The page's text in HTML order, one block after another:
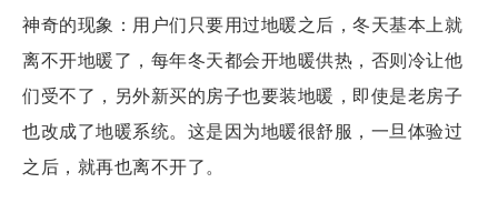
神奇的现象：用户们只要用过地暖之后，冬天基本上就
离不开地暖了，每年冬天都会开地暖供热，否则冷让他
们受不了，另外新买的房子也要装地暖，即使是老房子
也改成了地暖系统。这是因为地暖很舒服，一旦体验过
之后，就再也离不开了。